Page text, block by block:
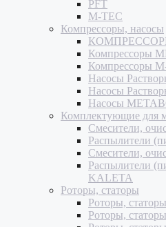
PFT
M-TEC
Компрессоры, насосы
Компрессоры
Компрессоры
Насосы
Насосы
Насосы
Комплектующие для
Смесители,
Распылители
Смесители,
Распылители
KALETA
Роторы, статоры
Роторы,
Роторы,